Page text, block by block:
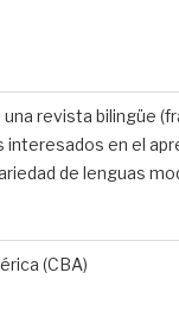
revista bilingüe
​​en el
de lenguas
(CBA)